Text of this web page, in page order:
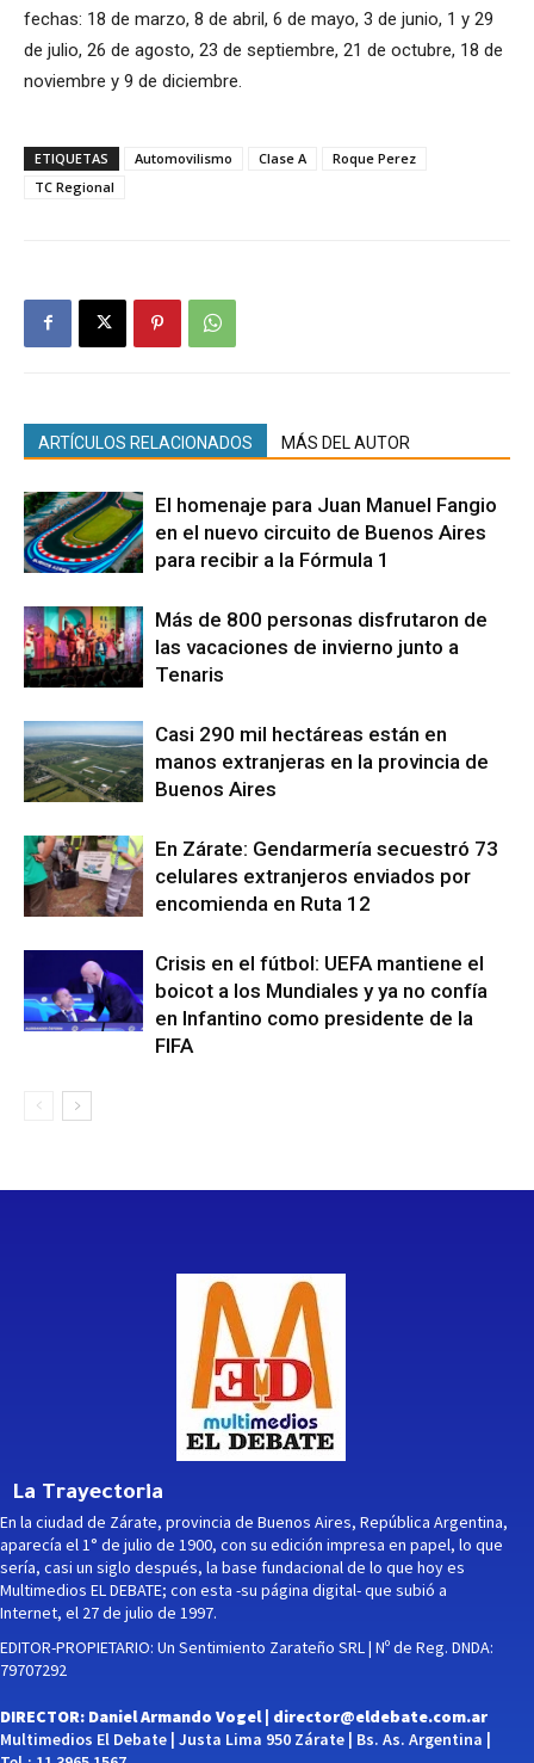
fechas: 18 de marzo, 8 de abril, 6 de mayo, 3 de junio, 1 y 29
de julio, 26 de agosto, 23 de septiembre, 21 de octubre, 18 de
noviembre y 9 de diciembre.
ETIQUETAS Automovilismo Clase A
Roque Perez
TC Regional
ARTÍCULOS RELACIONADOS MÁS DEL AUTOR
El homenaje para Juan Manuel Fangio
en el nuevo circuito de Buenos Aires
para recibir a la Fórmula 1
Más de 800 personas disfrutaron de
las vacaciones de invierno junto a
Tenaris
Casi 290 mil hectáreas están en
manos extranjeras en la provincia de
Buenos Aires
En Zárate: Gendarmería secuestró 73
celulares extranjeros enviados por
encomienda en Ruta 12
Crisis en el fútbol: UEFA mantiene el
boicot a los Mundiales y ya no confía
en Infantino como presidente de la
FIFA
La Trayectoria
En la ciudad de Zárate, provincia de Buenos Aires, República Argentina,
aparecía el 1° de julio de 1900, con su edición impresa en papel, lo que
sería, casi un siglo después, la base fundacional de lo que hoy es
Multimedios EL DEBATE; con esta -su página digital- que subió a
Internet, el 27 de julio de 1997.
EDITOR-PROPIETARIO: Un Sentimiento Zarateño SRL | Nº de Reg. DNDA:
79707292
DIRECTOR: Daniel Armando Vogel | director@eldebate.com.ar
Multimedios El Debate | Justa Lima 950 Zárate | Bs. As. Argentina |